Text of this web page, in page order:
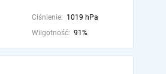
Ciśnienie: 1019 hPa
Wilgotność: 91%